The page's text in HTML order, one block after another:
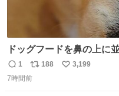
ドッグフードを鼻の上に
くるコーギー
返
信
1
リ
ポ
188
い
3,199
7時間前